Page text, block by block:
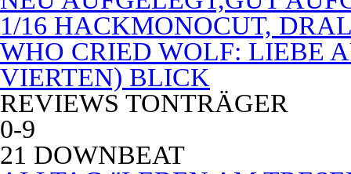
1/16 HACKMONOCUT,
WHO CRIED WOLF: LIEBE
VIERTEN) BLICK
REVIEWS TONTRÄGER
0-9
21 DOWNBEAT